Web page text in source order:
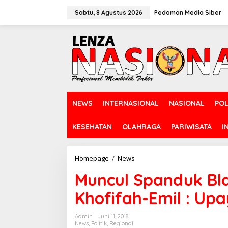
Sabtu, 8 Agustus 2026 Pedoman Media Siber
NEWS INTERNASIONAL NASIONAL
KESEHATAN OLAHRAGA PARIWISATA
Homepage / News
n
c
u
l
Muncul Spanduk
Khofifah-Emil :
Admin
Juni 11, 2018
News, Politik, Regional